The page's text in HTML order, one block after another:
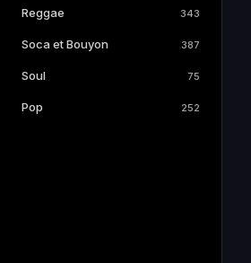
Reggae 343
Soca et Bouyon 387
Soul 75
Pop 252